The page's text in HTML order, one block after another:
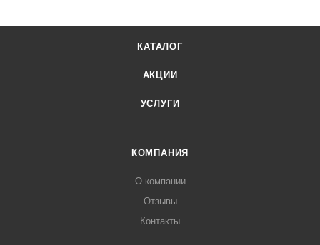
КАТАЛОГ
АКЦИИ
УСЛУГИ
КОМПАНИЯ
О компании
Отзывы
Контакты